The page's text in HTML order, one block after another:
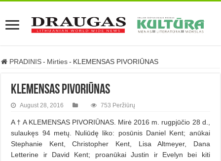
PRADINIS - Mirties - KLEMENSAS PIVORIŪNAS
KLEMENSAS PIVORIŪNAS
August 28, 2016 753 Peržiūrų
A † A KLEMENSAS PIVORIŪNAS. Mirė 2016 m. rugpjūčio 28 d.,
sulaukęs 94 metų. Nuliūdę liko: posūnis Daniel Kent; anūkai
Stephanie Kent, Christopher Kent, Lisa Altmeyer, Dana
Letterine ir David Kent; proanūkai Justin ir Evelyn bei kiti